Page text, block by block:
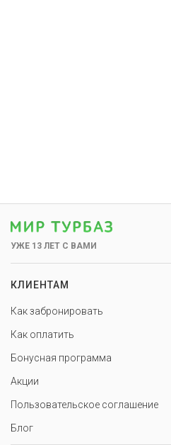
УЖЕ 13 ЛЕТ С ВАМИ
КЛИЕНТАМ
Как забронировать
Как оплатить
Бонусная программа
Акции
Пользовательское соглашение
Блог